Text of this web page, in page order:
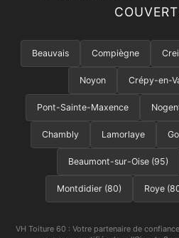
Beauvais Compiègne
Noyon Crépy-en-
Pont-Sainte-Maxence
Chambly Lamorlaye
Beaumont-sur-Oise (95)
Montdidier (80) Roye
VH Toiture 60 : Votre partenaire de